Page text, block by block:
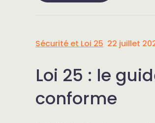
Sécurité et Loi 25 22 juillet
Loi 25 : le
conforme